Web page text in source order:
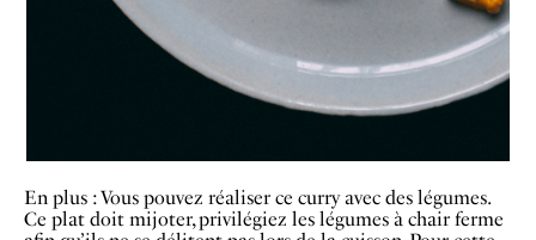
En plus : Vous pouvez réaliser ce curry avec des légumes.
Ce plat doit mijoter, privilégiez les légumes à chair ferme